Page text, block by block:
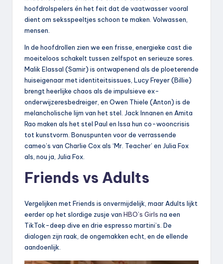
hoofdrolspelers én het feit dat de vaatwasser vooral
dient om seksspeeltjes schoon te maken. Volwassen,
mensen.
In de hoofdrollen zien we een frisse, energieke cast die
moeiteloos schakelt tussen zelfspot en serieuze sores.
Malik Elassal (Samir) is ontwapenend als de ploeterende
huiseigenaar met identiteitsissues, Lucy Freyer (Billie)
brengt heerlijke chaos als de impulsieve ex-
onderwijzeresbedreiger, en Owen Thiele (Anton) is de
melancholische lijm van het stel. Jack Innanen en Amita
Rao maken als het stel Paul en Issa hun co-wooncrisis
tot kunstvorm. Bonuspunten voor de verrassende
cameo’s van Charlie Cox als ‘Mr. Teacher’ en Julia Fox
als, nou ja, Julia Fox.
Friends vs Adults
Vergelijken met Friends is onvermijdelijk, maar Adults lijkt
eerder op het slordige zusje van HBO’s Girls na een
TikTok-deep dive en drie espresso martini’s. De
dialogen zijn raak, de ongemakken echt, en de ellende
aandoenlijk.